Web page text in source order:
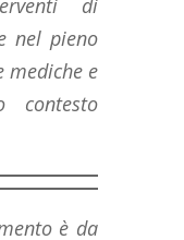
nel pieno
mediche e
è da